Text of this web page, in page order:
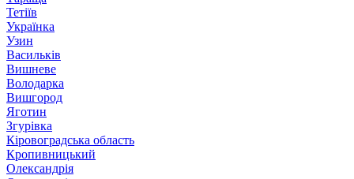
Тетіїв
Українка
Узин
Васильків
Вишневе
Володарка
Вишгород
Яготин
Згурівка
Кіровоградська область
Кропивницький
Олександрія